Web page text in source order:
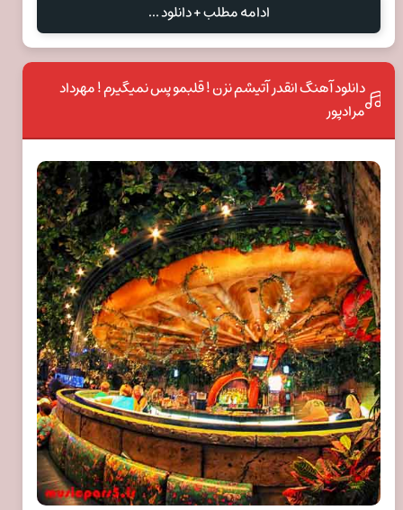
ادامه مطلب + دانلود ...
دانلود آهنگ انقدر آتیشم نزن ! قلبمو پس نمیگیرم ! مهرداد
مرادپور